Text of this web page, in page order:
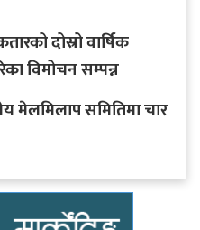
दोस्रो वार्षिक
विमोचन सम्पन्न
मेलमिलाप समितिमा चार